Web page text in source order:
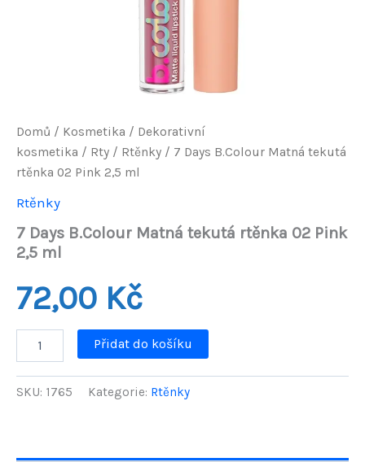
Domů / Kosmetika / Dekorativní
kosmetika / Rty / Rtěnky / 7 Days B.Colour Matná tekutá
rtěnka 02 Pink 2,5 ml
Rtěnky
7 Days B.Colour Matná tekutá rtěnka 02 Pink
2,5 ml
72,00 Kč
Days
Matná
Přidat do košíku
SKU: 1765 Kategorie: Rtěnky